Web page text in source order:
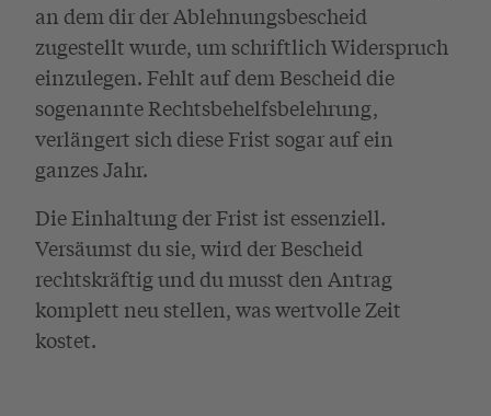
an dem dir der Ablehnungsbescheid
zugestellt wurde, um schriftlich Widerspruch
einzulegen. Fehlt auf dem Bescheid die
sogenannte Rechtsbehelfsbelehrung,
verlängert sich diese Frist sogar auf ein
ganzes Jahr.
Die Einhaltung der Frist ist essenziell.
Versäumst du sie, wird der Bescheid
rechtskräftig und du musst den Antrag
komplett neu stellen, was wertvolle Zeit
kostet.